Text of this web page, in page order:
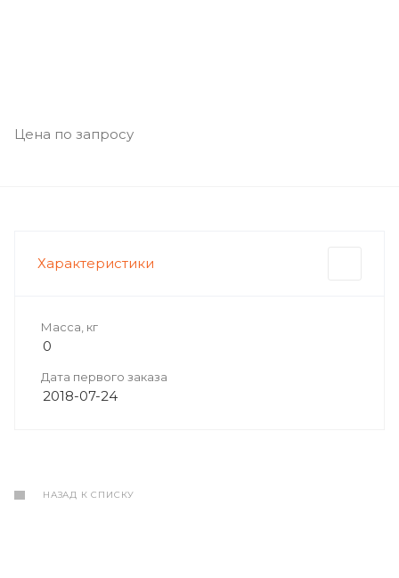
Цена по запросу
Характеристики
Масса, кг
0
Дата первого заказа
2018-07-24
НАЗАД К СПИСКУ